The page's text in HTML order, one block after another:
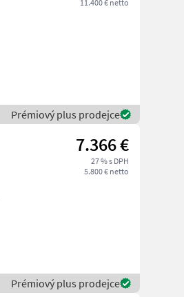
11.400 € netto
Prémiový plus prodejce
7.366 €
27 % s DPH
5.800 € netto
Prémiový plus prodejce